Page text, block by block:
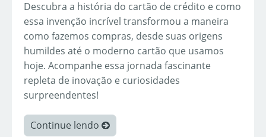
Descubra a história do cartão de crédito e como
essa invenção incrível transformou a maneira
como fazemos compras, desde suas origens
humildes até o moderno cartão que usamos
hoje. Acompanhe essa jornada fascinante
repleta de inovação e curiosidades
surpreendentes!
Continue lendo